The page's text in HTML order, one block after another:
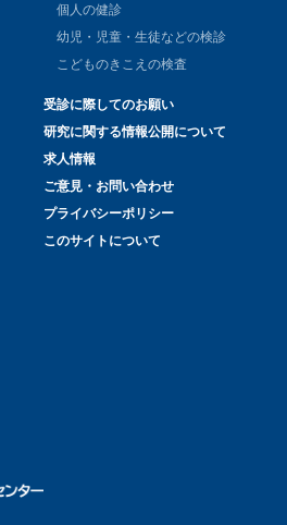
個人の健診
幼児・児童・生徒などの検診
こどものきこえの検査
受診に際してのお願い
研究に関する情報公開について
求人情報
ご意見・お問い合わせ
プライバシーポリシー
このサイトについて